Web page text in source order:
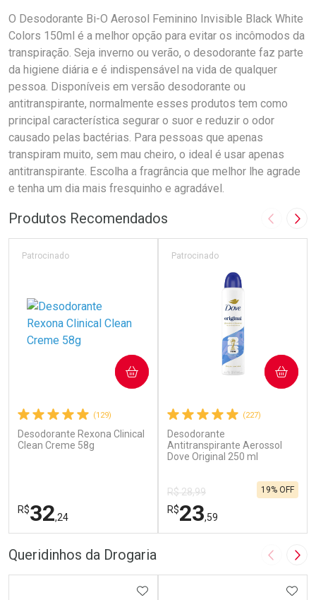
O Desodorante Bi-O Aerosol Feminino Invisible Black White
Colors 150ml é a melhor opção para evitar os incômodos da
transpiração. Seja inverno ou verão, o desodorante faz parte
da higiene diária e é indispensável na vida de qualquer
pessoa. Disponíveis em versão desodorante ou
antitranspirante, normalmente esses produtos tem como
principal característica segurar o suor e reduzir o odor
causado pelas bactérias. Para pessoas que apenas
transpiram muito, sem mau cheiro, o ideal é usar apenas
antitranspirante. Escolha a fragrância que melhor lhe agrade
e tenha um dia mais fresquinho e agradável.
Produtos Recomendados Imagem
(129)
Desodorante Rexona Clinical
Clean Creme 58g
Patrocinado
R$32,24
COMPRAR
(227)
Desodorante
Antitranspirante Aerossol
Dove Original 250 ml
Patrocinado
R$ 28,99
R$23,59
19% OFF
COMPRAR
Queridinhos da Drogaria Imagem
ADICIONAR AOS FAVORITOS